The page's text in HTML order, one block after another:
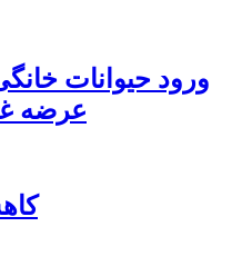
ورود حیوانات
عرضه